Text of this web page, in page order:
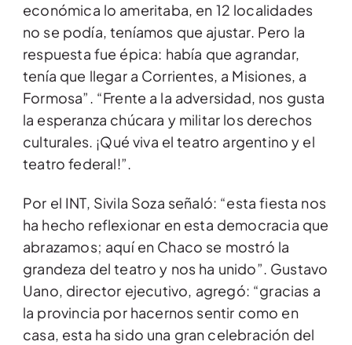
económica lo ameritaba, en 12 localidades
no se podía, teníamos que ajustar. Pero la
respuesta fue épica: había que agrandar,
tenía que llegar a Corrientes, a Misiones, a
Formosa”. “Frente a la adversidad, nos gusta
la esperanza chúcara y militar los derechos
culturales. ¡Qué viva el teatro argentino y el
teatro federal!”.
Por el INT, Sivila Soza señaló: “esta fiesta nos
ha hecho reflexionar en esta democracia que
abrazamos; aquí en Chaco se mostró la
grandeza del teatro y nos ha unido”. Gustavo
Uano, director ejecutivo, agregó: “gracias a
la provincia por hacernos sentir como en
casa, esta ha sido una gran celebración del